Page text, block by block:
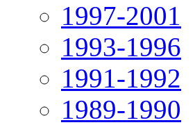
1997-2001
1993-1996
1991-1992
1989-1990